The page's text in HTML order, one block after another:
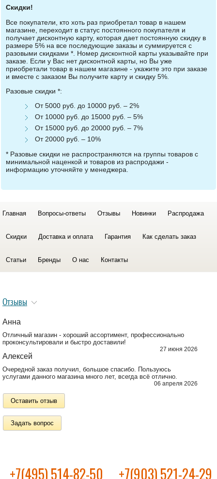
Скидки!
Все покупатели, кто хоть раз приобретал товар в нашем
магазине, переходит в статус постоянного покупателя и
получает дисконтную карту, которая дает постоянную скидку в
размере 5% на все последующие заказы и суммируется с
разовыми скидками *. Номер дисконтной карты указывайте при
заказе. Если у Вас нет дисконтной карты, но Вы уже
приобретали товар в нашем магазине - укажите это при заказе
и вместе с заказом Вы получите карту и скидку 5%.
Разовые скидки *:
От 5000 руб. до 10000 руб. – 2%
От 10000 руб. до 15000 руб. – 5%
От 15000 руб. до 20000 руб. – 7%
От 20000 руб. – 10%
* Разовые скидки не распространяются на группы товаров с
минимальной наценкой и товаров из распродажи -
информацию уточняйте у менеджера.
Главная Вопросы-ответы Отзывы Новинки Распродажа
Скидки Доставка и оплата Гарантия Как сделать заказ
Статьи Бренды О нас Контакты
Отзывы
Анна
Отличный магазин - хороший ассортимент, профессионально
проконсультировали и быстро доставили!
27 июня 2026
Алексей
Очередной заказ получил, большое спасибо. Пользуюсь
услугами данного магазина много лет, всегда всё отлично.
06 апреля 2026
Оставить отзыв
Задать вопрос
+7(495) 514-82-50 +7(903) 521-24-29